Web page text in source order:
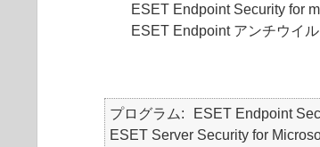
ESET Endpoint Security for
ESET Endpoint アンチウイ
プログラム
ESET Endpoint
ESET Server Security for